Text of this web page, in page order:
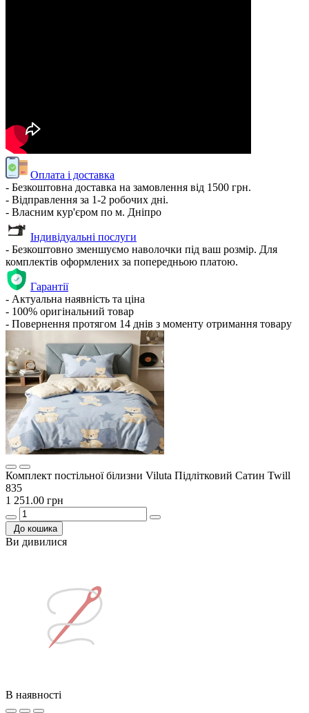
Оплата і доставка
- Безкоштовна доставка на замовлення від 1500 грн.
- Відправлення за 1-2 робочих дні.
- Власним кур'єром по м. Дніпро
Індивідуальні послуги
- Безкоштовно зменшуємо наволочки під ваш розмір. Для
комплектів оформлених за попередньою платою.
Гарантії
- Актуальна наявність та ціна
- 100% оригінальний товар
- Повернення протягом 14 днів з моменту отримання товару
Комплект постільної білизни Viluta Підлітковий Сатин Twill
835
1 251.00 грн
До кошика
Ви дивилися
В наявності